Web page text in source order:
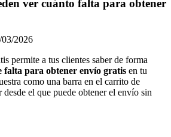
ver cuánto falta para obtener
2026
permite a tus clientes saber de forma
falta para obtener envío gratis en tu
como una barra en el carrito de
el que puede obtener el envío sin